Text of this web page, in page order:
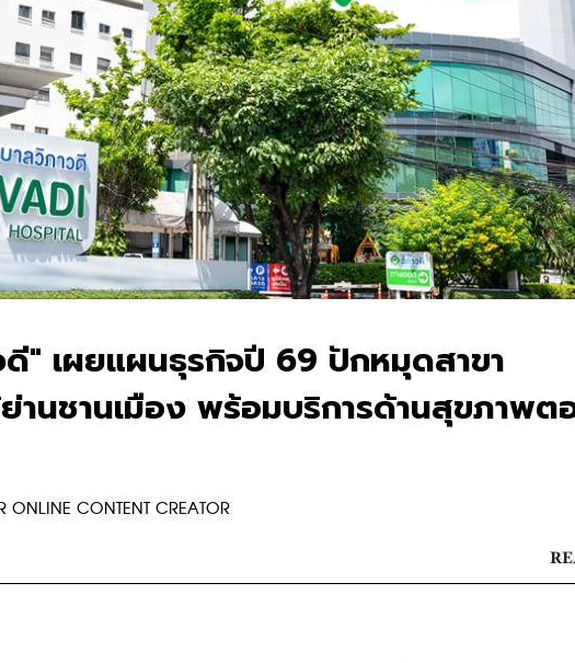
" เผยแผนธุรกิจปี 69 ปักหมุดสาขา
านชานเมือง พร้อมบริการด้านสุขภาพต
CONTENT CREATOR